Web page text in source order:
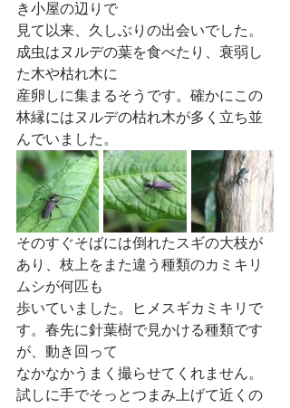
き小屋の辺りで
見て以来、久しぶりの出会いでした。
成虫はヌルデの葉を食べたり、衰弱し
た木や枯れ木に
産卵しに集まるそうです。確かにこの
林縁にはヌルデの枯れ木が多く立ち並
んでいました。
そのすぐそばには倒れたスギの大枝が
あり、枝上をまた違う種類のカミキリ
ムシが何匹も
歩いていました。ヒメスギカミキリで
す。春先に針葉樹で見かける種類です
が、動き回って
なかなかうまく撮らせてくれません。
試しに手でそっとつまみ上げて近くの